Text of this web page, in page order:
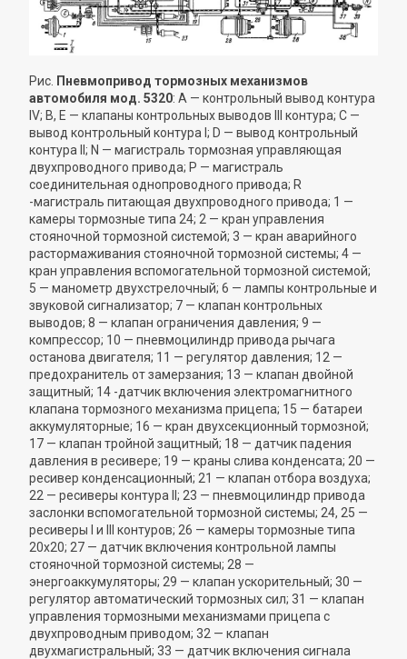
Рис. Пневмопривод тормозных механизмов
автомобиля мод. 5320: А — контрольный вывод контура
IV; В, Е — клапаны контрольных выводов III контура; С —
вывод контрольный контура I; D — вывод контрольный
контура II; N — магистраль тормозная управляющая
двухпроводного привода; Р — магистраль
соединительная однопроводного привода; R
-магистраль питающая двухпроводного привода; 1 —
камеры тормозные типа 24; 2 — кран управления
стояночной тормозной системой; 3 — кран аварийного
растормаживания стояночной тормозной системы; 4 —
кран управления вспомогательной тормозной системой;
5 — манометр двухстрелочный; 6 — лампы контрольные и
звуковой сигнализатор; 7 — клапан контрольных
выводов; 8 — клапан ограничения давления; 9 —
компрессор; 10 — пневмоцилиндр привода рычага
останова двигателя; 11 — регулятор давления; 12 —
предохранитель от замерзания; 13 — клапан двойной
защитный; 14 -датчик включения электромагнитного
клапана тормозного механизма прицепа; 15 — батареи
аккумуляторные; 16 — кран двухсекционный тормозной;
17 — клапан тройной защитный; 18 — датчик падения
давления в ресивере; 19 — краны слива конденсата; 20 —
ресивер конденсационный; 21 — клапан отбора воздуха;
22 — ресиверы контура II; 23 — пневмоцилиндр привода
заслонки вспомогательной тормозной системы; 24, 25 —
ресиверы I и III контуров; 26 — камеры тормозные типа
20х20; 27 — датчик включения контрольной лампы
стояночной тормозной системы; 28 —
энергоаккумуляторы; 29 — клапан ускорительный; 30 —
регулятор автоматический тормозных сил; 31 — клапан
управления тормозными механизмами прицепа с
двухпроводным приводом; 32 — клапан
двухмагистральный; 33 — датчик включения сигнала